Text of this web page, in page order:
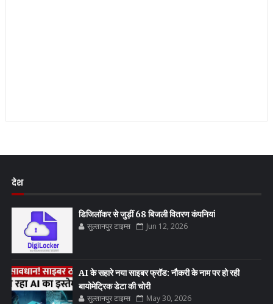
देश
डिजिलॉकर से जुड़ीं 68 बिजली वितरण कंपनियां
सुल्तानपुर टाइम्स Jun 12, 2026
AI के सहारे नया साइबर फ्रॉड: नौकरी के नाम पर हो रही
बायोमेट्रिक डेटा की चोरी
सुल्तानपुर टाइम्स May 30, 2026